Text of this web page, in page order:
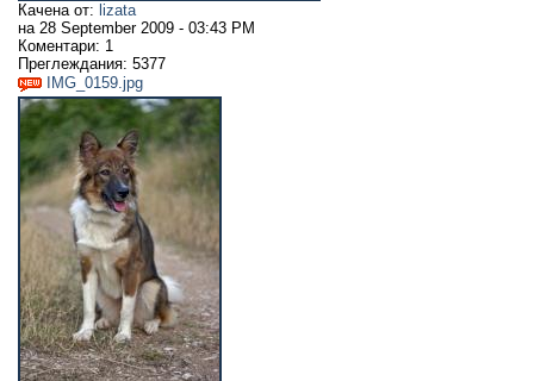
Качена от: lizata
на 28 September 2009 - 03:43 PM
Коментари: 1
Преглеждания: 5377
IMG_0159.jpg